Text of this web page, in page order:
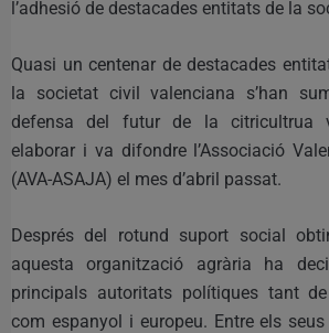
l’adhesió de destacades entitats de la
Quasi un centenar de destacades
la societat civil valenciana s’han
defensa del futur de la citricultrua
elaborar i va difondre l’Associació
(AVA-ASAJA) el mes d’abril passat.
Després del rotund suport social
aquesta organització agrària ha
principals autoritats polítiques tant
com espanyol i europeu. Entre els